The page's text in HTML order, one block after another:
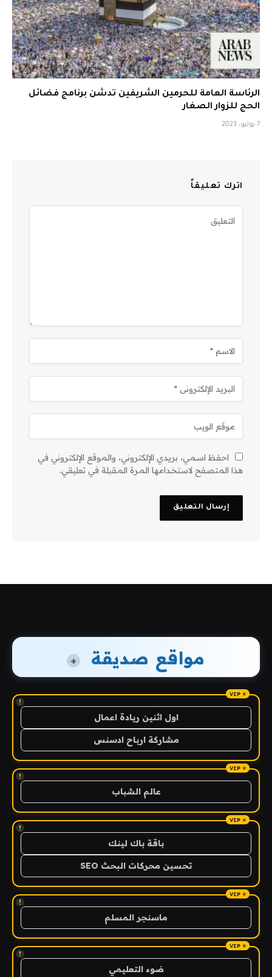
الرئاسة العامة للحرمين الشريفين تدشن برنامج فضائل
الحج للزوار الصغار
7 يوليو، 2023
اترك تعليقاً
احفظ اسمي، بريدي الإلكتروني، والموقع الإلكتروني في
هذا المتصفح لاستخدامها المرة المقبلة في تعليقي.
مواقع صديقة +
!
اول اثنين ريادة اعمال
مشاركة ارباح ادسنس
!
عالم الشباب
!
باقة باك لينك
تحسين محركات البحث SEO
!
ماسنجر المسلم
!
ضوء التعليمي